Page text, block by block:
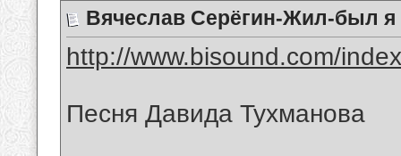
Вячеслав Серёгин-Жил-был я
http://www.bisound.com/
Песня Давида Тухманова